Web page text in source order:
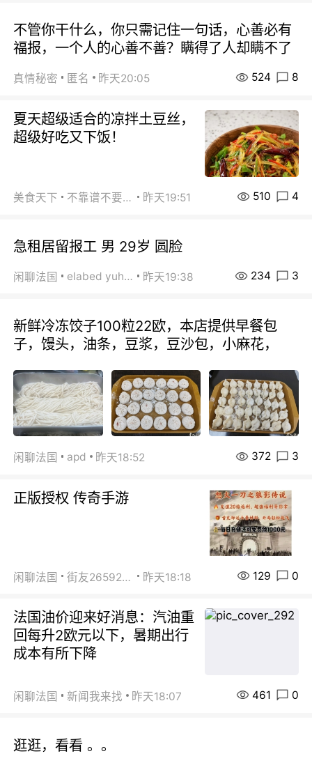
不管你干什么，你只需记住一句话，心善必有
福报，一个人的心善不善？瞒得了人却瞒不了
真情秘密 匿名 昨天20:05 524 8
夏天超级适合的凉拌土豆丝，
超级好吃又下饭！
美食天下 不靠谱不要联系 昨天19:51 510 4
急租居留报工 男 29岁 圆脸
闲聊法国 elabed yuhua 昨天19:38 234 3
新鲜冷冻饺子100粒22欧，本店提供早餐包
子，馒头，油条，豆浆，豆沙包，小麻花，
闲聊法国 apd 昨天18:52 372 3
正版授权 传奇手游
闲聊法国 街友26592800 昨天18:18 129 0
法国油价迎来好消息：汽油重
回每升2欧元以下，暑期出行
成本有所下降
闲聊法国 新闻我来找 昨天18:07 461 0
逛逛，看看 。。